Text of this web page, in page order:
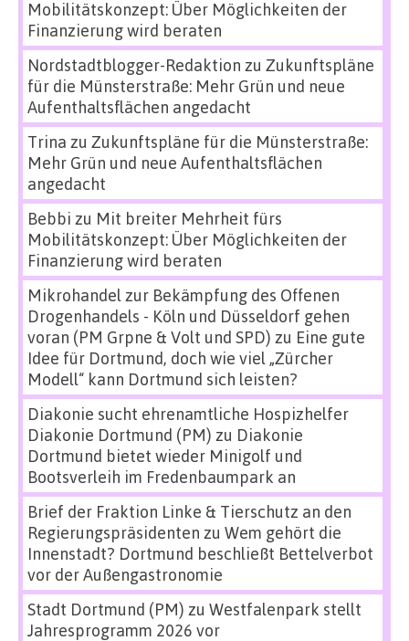
Mobilitätskonzept: Über Möglichkeiten der
Finanzierung wird beraten
Nordstadtblogger-Redaktion zu Zukunftspläne
für die Münsterstraße: Mehr Grün und neue
Aufenthaltsflächen angedacht
Trina zu Zukunftspläne für die Münsterstraße:
Mehr Grün und neue Aufenthaltsflächen
angedacht
Bebbi zu Mit breiter Mehrheit fürs
Mobilitätskonzept: Über Möglichkeiten der
Finanzierung wird beraten
Mikrohandel zur Bekämpfung des Offenen
Drogenhandels - Köln und Düsseldorf gehen
voran (PM Grpne & Volt und SPD) zu Eine gute
Idee für Dortmund, doch wie viel „Zürcher
Modell“ kann Dortmund sich leisten?
Diakonie sucht ehrenamtliche Hospizhelfer
Diakonie Dortmund (PM) zu Diakonie
Dortmund bietet wieder Minigolf und
Bootsverleih im Fredenbaumpark an
Brief der Fraktion Linke & Tierschutz an den
Regierungspräsidenten zu Wem gehört die
Innenstadt? Dortmund beschließt Bettelverbot
vor der Außengastronomie
Stadt Dortmund (PM) zu Westfalenpark stellt
Jahresprogramm 2026 vor